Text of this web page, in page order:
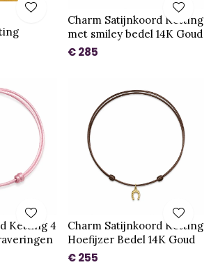
Charm Satijnkoord Ketting
met smiley bedel 14K Goud
€ 285
Ketting 4
Charm Satijnkoord Ketting
Hoefijzer Bedel 14K Goud
€ 255